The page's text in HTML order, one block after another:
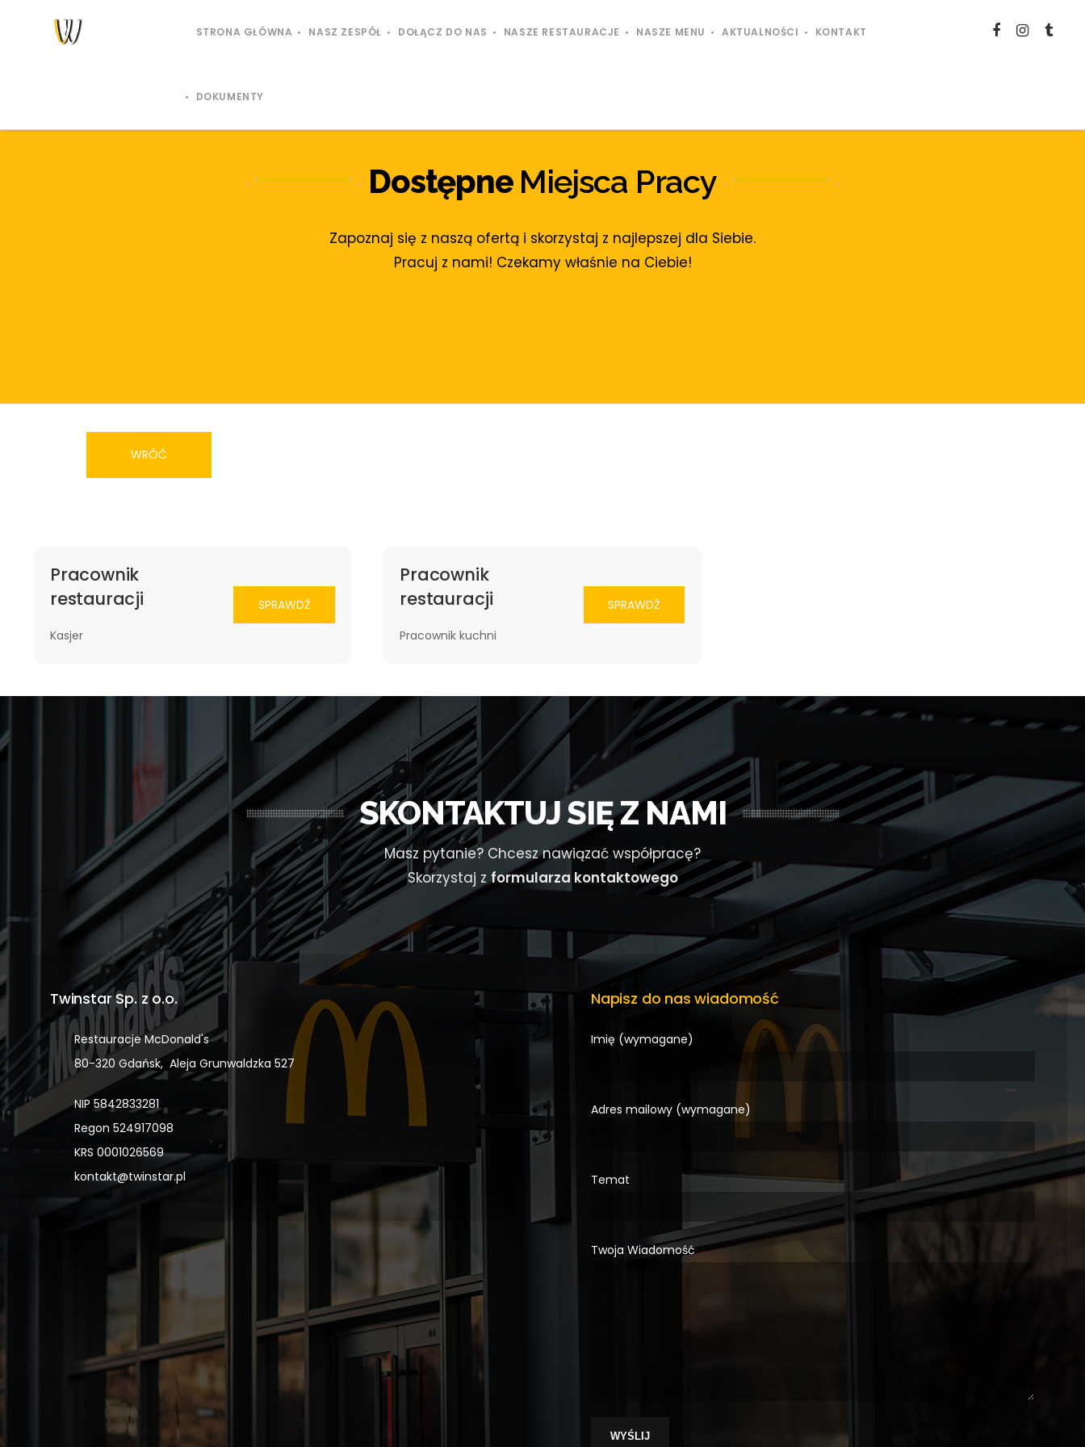
STRONA GŁÓWNA NASZ ZESPÓŁ DOŁĄCZ DO NAS NASZE RESTAURACJE NASZE MENU AKTUALNOŚCI KONTAKT
DOKUMENTY
Dostępne Miejsca Pracy
Zapoznaj się z naszą ofertą i skorzystaj z najlepszej dla Siebie.
Pracuj z nami! Czekamy właśnie na Ciebie!
WRÓĆ
Pracownik
restauracji
Kasjer
SPRAWDŹ
Pracownik
restauracji
Pracownik kuchni
SPRAWDŹ
SKONTAKTUJ SIĘ Z NAMI
Masz pytanie? Chcesz nawiązać współpracę?
Skorzystaj zformularza kontaktowego
Twinstar Sp. z o.o.
Restauracje McDonald's
80-320 Gdańsk, Aleja Grunwaldzka 527
NIP 5842833281
Regon 524917098
KRS 0001026569
kontakt@twinstar.pl
Napisz do nas wiadomość
Imię (wymagane)
Adres mailowy (wymagane)
Temat
Twoja Wiadomość